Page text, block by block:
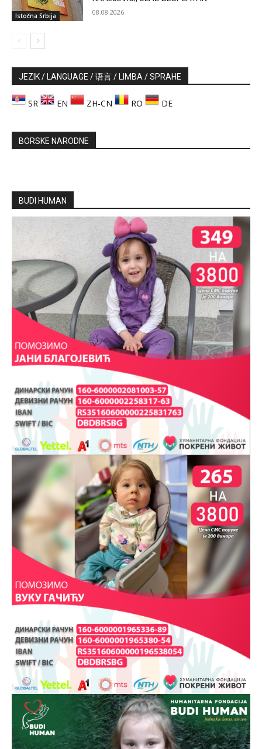
Istočna Srbija 08.08.2026
JEZIK / LANGUAGE / 语言 / LIMBA / SPRAHE
SR EN ZH-CN RO DE
BORSKE NARODNE
BUDI HUMAN